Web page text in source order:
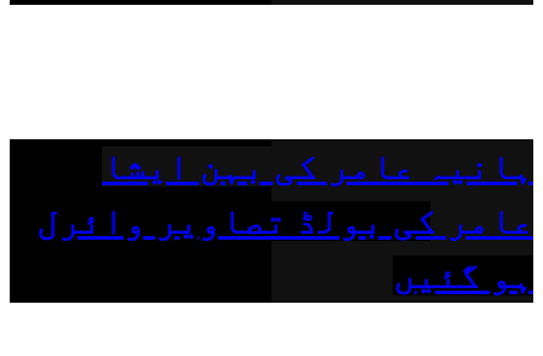
ہانیہ عامر کی بہن ایشا
عامر کی بولڈ تصاویر وائرل
ہو گئیں